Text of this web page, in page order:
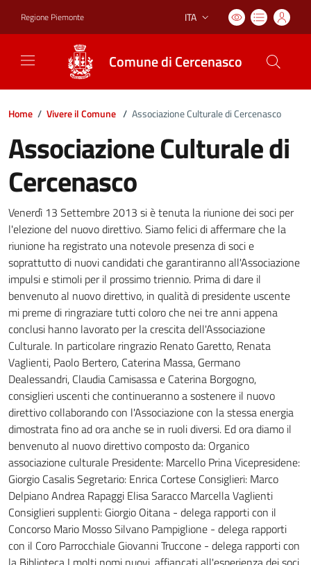
Regione Piemonte Lingua attiva:
ITA
Comune di Cercenasco
Home / Vivere il Comune / Associazione Culturale di Cercenasco
Associazione Culturale di
Cercenasco
Venerdì 13 Settembre 2013 si è tenuta la riunione dei soci per
l'elezione del nuovo direttivo. Siamo felici di affermare che la
riunione ha registrato una notevole presenza di soci e
soprattutto di nuovi candidati che garantiranno all'Associazione
impulsi e stimoli per il prossimo triennio. Prima di dare il
benvenuto al nuovo direttivo, in qualità di presidente uscente
mi preme di ringraziare tutti coloro che nei tre anni appena
conclusi hanno lavorato per la crescita dell'Associazione
Culturale. In particolare ringrazio Renato Garetto, Renata
Vaglienti, Paolo Bertero, Caterina Massa, Germano
Dealessandri, Claudia Camisassa e Caterina Borgogno,
consiglieri uscenti che continueranno a sostenere il nuovo
direttivo collaborando con l'Associazione con la stessa energia
dimostrata fino ad ora anche se in ruoli diversi. Ed ora diamo il
benvenuto al nuovo direttivo composto da: Organico
associazione culturale Presidente: Marcello Prina Vicepresidene:
Giorgio Casalis Segretario: Enrica Cortese Consiglieri: Marco
Delpiano Andrea Rapaggi Elisa Saracco Marcella Vaglienti
Consiglieri supplenti: Giorgio Oitana - delega rapporti con il
Concorso Mario Mosso Silvano Pampiglione - delega rapporti
con il Coro Parrocchiale Giovanni Truccone - delega rapporti con